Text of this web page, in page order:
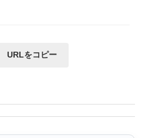
URLをコピー